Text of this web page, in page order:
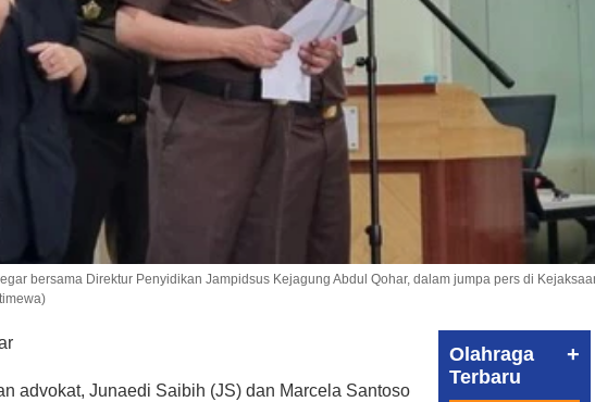
bersama Direktur Penyidikan Jampidsus Kejagung Abdul Qohar, dalam jumpa pers di
advokat, Junaedi Saibih (JS) dan Marcela Santoso
Olahraga
Terbaru
+